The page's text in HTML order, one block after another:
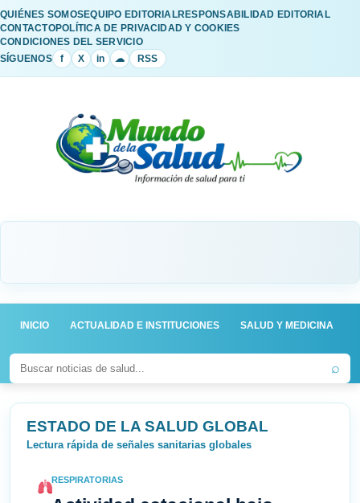
QUIÉNES SOMOSEQUIPO EDITORIALRESPONSABILIDAD EDITORIAL
CONTACTOPOLÍTICA DE PRIVACIDAD Y COOKIES
CONDICIONES DEL SERVICIO
SÍGUENOS
f X in ☁ RSS
INICIO ACTUALIDAD E INSTITUCIONES SALUD Y MEDICINA
⌕
ESTADO DE LA SALUD GLOBAL
Lectura rápida de señales sanitarias globales
RESPIRATORIAS